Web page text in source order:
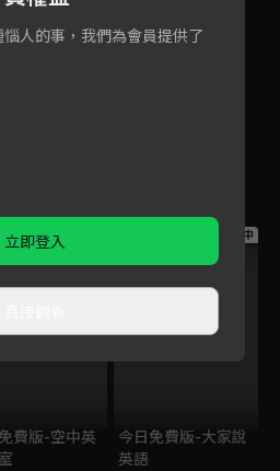
費版-空中英
跟播中
今日免費版-大家說
英語
人的事，我們為會員提供了
立即登入